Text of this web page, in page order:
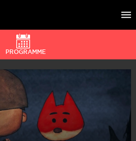
À L’AFFICHE
ÉVÉNEMENTS
CAFÉ DU CINÉ
PRATIQUE
AUX IMAGES
PROGRAMME